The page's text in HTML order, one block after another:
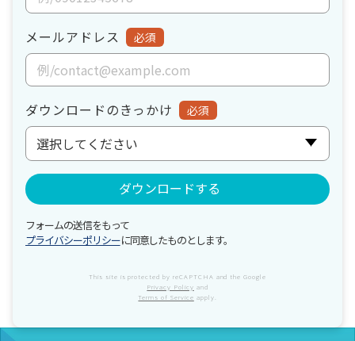
メールアドレス 必須
ダウンロードのきっかけ 必須
フォームの送信をもって
プライバシーポリシーに同意したものとします。
This site is protected by reCAPTCHA and the Google
Privacy Policy and
Terms of Service apply.